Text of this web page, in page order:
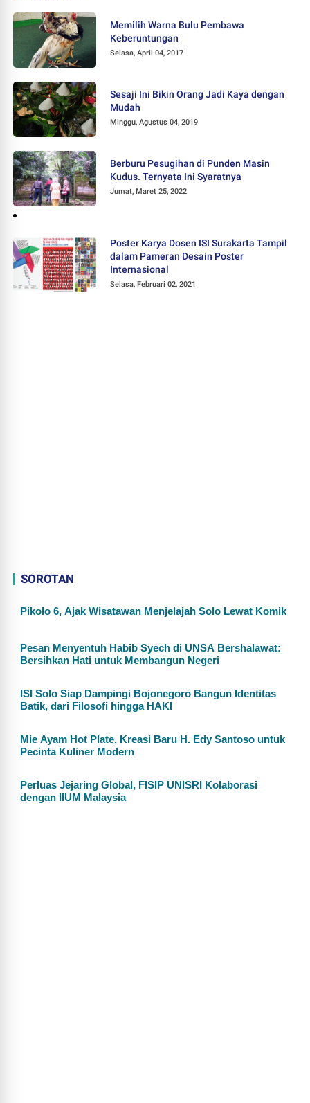
Memilih Warna Bulu Pembawa
Keberuntungan
Selasa, April 04, 2017
Sesaji Ini Bikin Orang Jadi Kaya dengan
Mudah
Minggu, Agustus 04, 2019
Berburu Pesugihan di Punden Masin
Kudus. Ternyata Ini Syaratnya
Jumat, Maret 25, 2022
Poster Karya Dosen ISI Surakarta Tampil
dalam Pameran Desain Poster
Internasional
Selasa, Februari 02, 2021
SOROTAN
Pikolo 6, Ajak Wisatawan Menjelajah Solo Lewat Komik
Pesan Menyentuh Habib Syech di UNSA Bershalawat:
Bersihkan Hati untuk Membangun Negeri
ISI Solo Siap Dampingi Bojonegoro Bangun Identitas
Batik, dari Filosofi hingga HAKI
Mie Ayam Hot Plate, Kreasi Baru H. Edy Santoso untuk
Pecinta Kuliner Modern
Perluas Jejaring Global, FISIP UNISRI Kolaborasi
dengan IIUM Malaysia